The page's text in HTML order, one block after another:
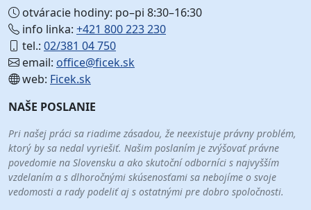
otváracie hodiny: po–pi 8:30–16:30
info linka: +421 800 223 230
tel.: 02/381 04 750
email: office@ficek.sk
web: Ficek.sk
NAŠE POSLANIE
Pri našej práci sa riadime zásadou, že neexistuje právny problém,
ktorý by sa nedal vyriešiť. Našim poslaním je zvýšovať právne
povedomie na Slovensku a ako skutoční odborníci s najvyšším
vzdelaním a s dlhoročnými skúsenosťami sa nebojíme o svoje
vedomosti a rady podeliť aj s ostatnými pre dobro spoločnosti.